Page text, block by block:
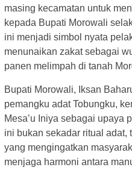
masing kecamatan untuk
kepada Bupati Morowali
ini menjadi simbol nyata
menunaikan zakat sebagai
panen melimpah di tanah
Bupati Morowali, Iksan
pemangku adat Tobungku,
Mesa’u Iniya sebagai upaya
ini bukan sekadar ritual
yang mengingatkan
menjaga harmoni antara